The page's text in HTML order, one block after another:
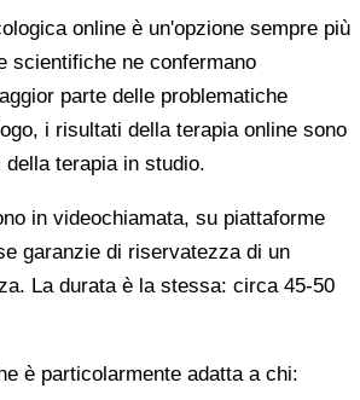
online è un'opzione sempre più
scientifiche ne confermano
parte delle problematiche
i risultati della terapia online sono
terapia in studio.
in videochiamata, su piattaforme
garanzie di riservatezza di un
La durata è la stessa: circa 45-50
è particolarmente adatta a chi: